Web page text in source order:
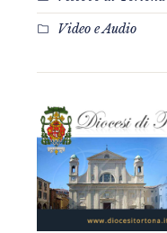
Video e Audio